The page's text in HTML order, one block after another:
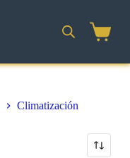
Climatización